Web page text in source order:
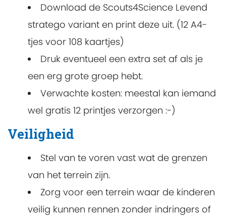
Download de Scouts4Science Levend
stratego variant en print deze uit. (12 A4-
tjes voor 108 kaartjes)
Druk eventueel een extra set af als je
een erg grote groep hebt.
Verwachte kosten: meestal kan iemand
wel gratis 12 printjes verzorgen :-)
Veiligheid
Stel van te voren vast wat de grenzen
van het terrein zijn.
Zorg voor een terrein waar de kinderen
veilig kunnen rennen zonder indringers of